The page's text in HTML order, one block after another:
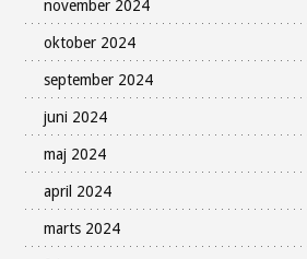
november 2024
oktober 2024
september 2024
juni 2024
maj 2024
april 2024
marts 2024